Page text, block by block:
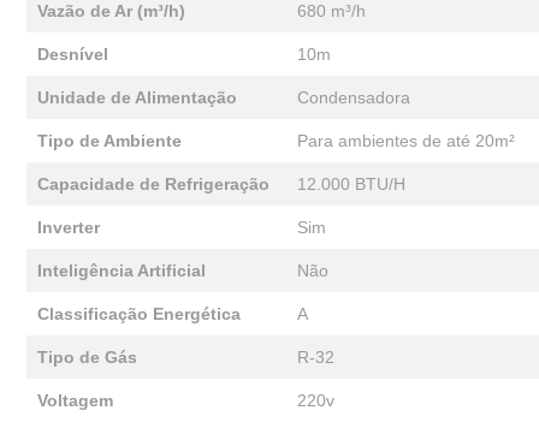
Vazão de Ar (m³/h) 680 m³/h
Desnível 10m
Unidade de Alimentação Condensadora
Tipo de Ambiente Para ambientes de até 20m²
Capacidade de Refrigeração 12.000 BTU/H
Inverter Sim
Inteligência Artificial Não
Classificação Energética A
Tipo de Gás R-32
Voltagem 220v